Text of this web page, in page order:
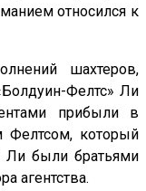
относился к
шахтеров,
Фелтс» Ли
прибыли в
Фелтсом, который
Ли были братьями
агентства.